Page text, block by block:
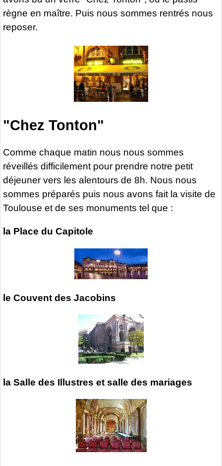
règne en maître. Puis nous sommes rentrés nous
reposer.
"Chez Tonton"
Comme chaque matin nous nous sommes
réveillés difficilement pour prendre notre petit
déjeuner vers les alentours de 8h. Nous nous
sommes préparés puis nous avons fait la visite de
Toulouse et de ses monuments tel que :
la Place du Capitole
le Couvent des Jacobins
la Salle des Illustres et salle des mariages